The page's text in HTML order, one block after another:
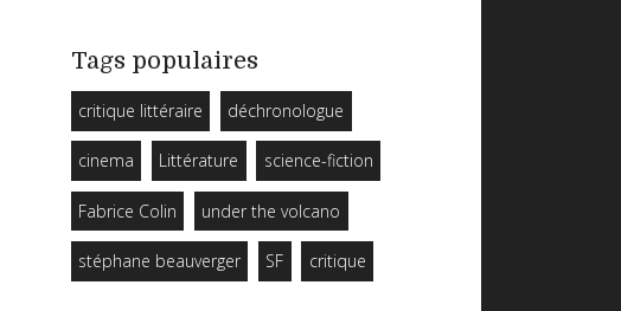
Tags populaires
critique littéraire déchronologue
cinema Littérature science-fiction
Fabrice Colin under the volcano
stéphane beauverger SF critique